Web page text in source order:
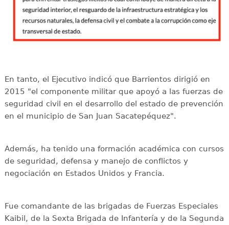
En tanto, el Ejecutivo indicó que Barrientos dirigió en
2015 "el componente militar que apoyó a las fuerzas de
seguridad civil en el desarrollo del estado de prevención
en el municipio de San Juan Sacatepéquez".
Además, ha tenido una formación académica con cursos
de seguridad, defensa y manejo de conflictos y
negociación en Estados Unidos y Francia.
Fue comandante de las brigadas de Fuerzas Especiales
Kaibil, de la Sexta Brigada de Infantería y de la Segunda